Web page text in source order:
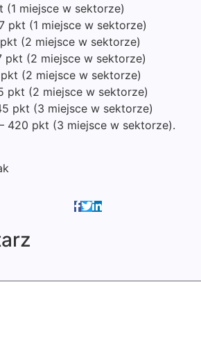
(1 miejsce w sektorze)
pkt (1 miejsce w sektorze)
(2 miejsce w sektorze)
pkt (2 miejsce w sektorze)
(2 miejsce w sektorze)
pkt (2 miejsce w sektorze)
pkt (3 miejsce w sektorze)
420 pkt (3 miejsce w sektorze).